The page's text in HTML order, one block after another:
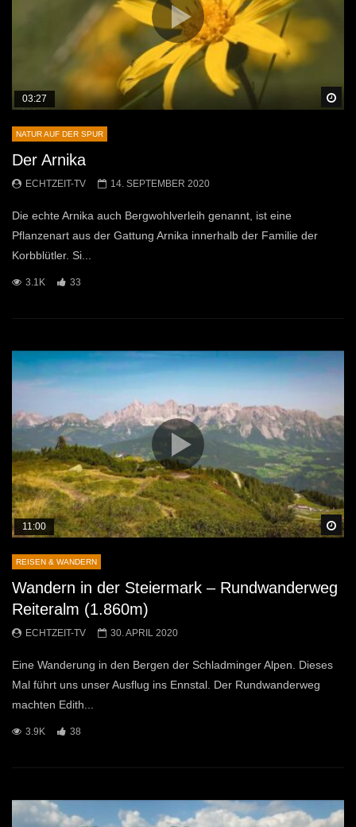
03:27
NATUR AUF DER SPUR
Der Arnika
ECHTZEIT-TV 14. SEPTEMBER 2020
Die echte Arnika auch Bergwohlverleih genannt, ist eine
Pflanzenart aus der Gattung Arnika innerhalb der Familie der
Korbblütler. Si...
3.1K 33
11:00
REISEN & WANDERN
Wandern in der Steiermark – Rundwanderweg
Reiteralm (1.860m)
ECHTZEIT-TV 30. APRIL 2020
Eine Wanderung in den Bergen der Schladminger Alpen. Dieses
Mal führt uns unser Ausflug ins Ennstal. Der Rundwanderweg
machten Edith...
3.9K 38